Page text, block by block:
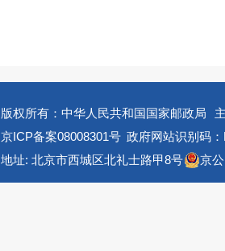
版权所有：中华人民共和国国家邮政局
京ICP备案08008301号 政府网站识别码
地址: 北京市西城区北礼士路甲8号
京